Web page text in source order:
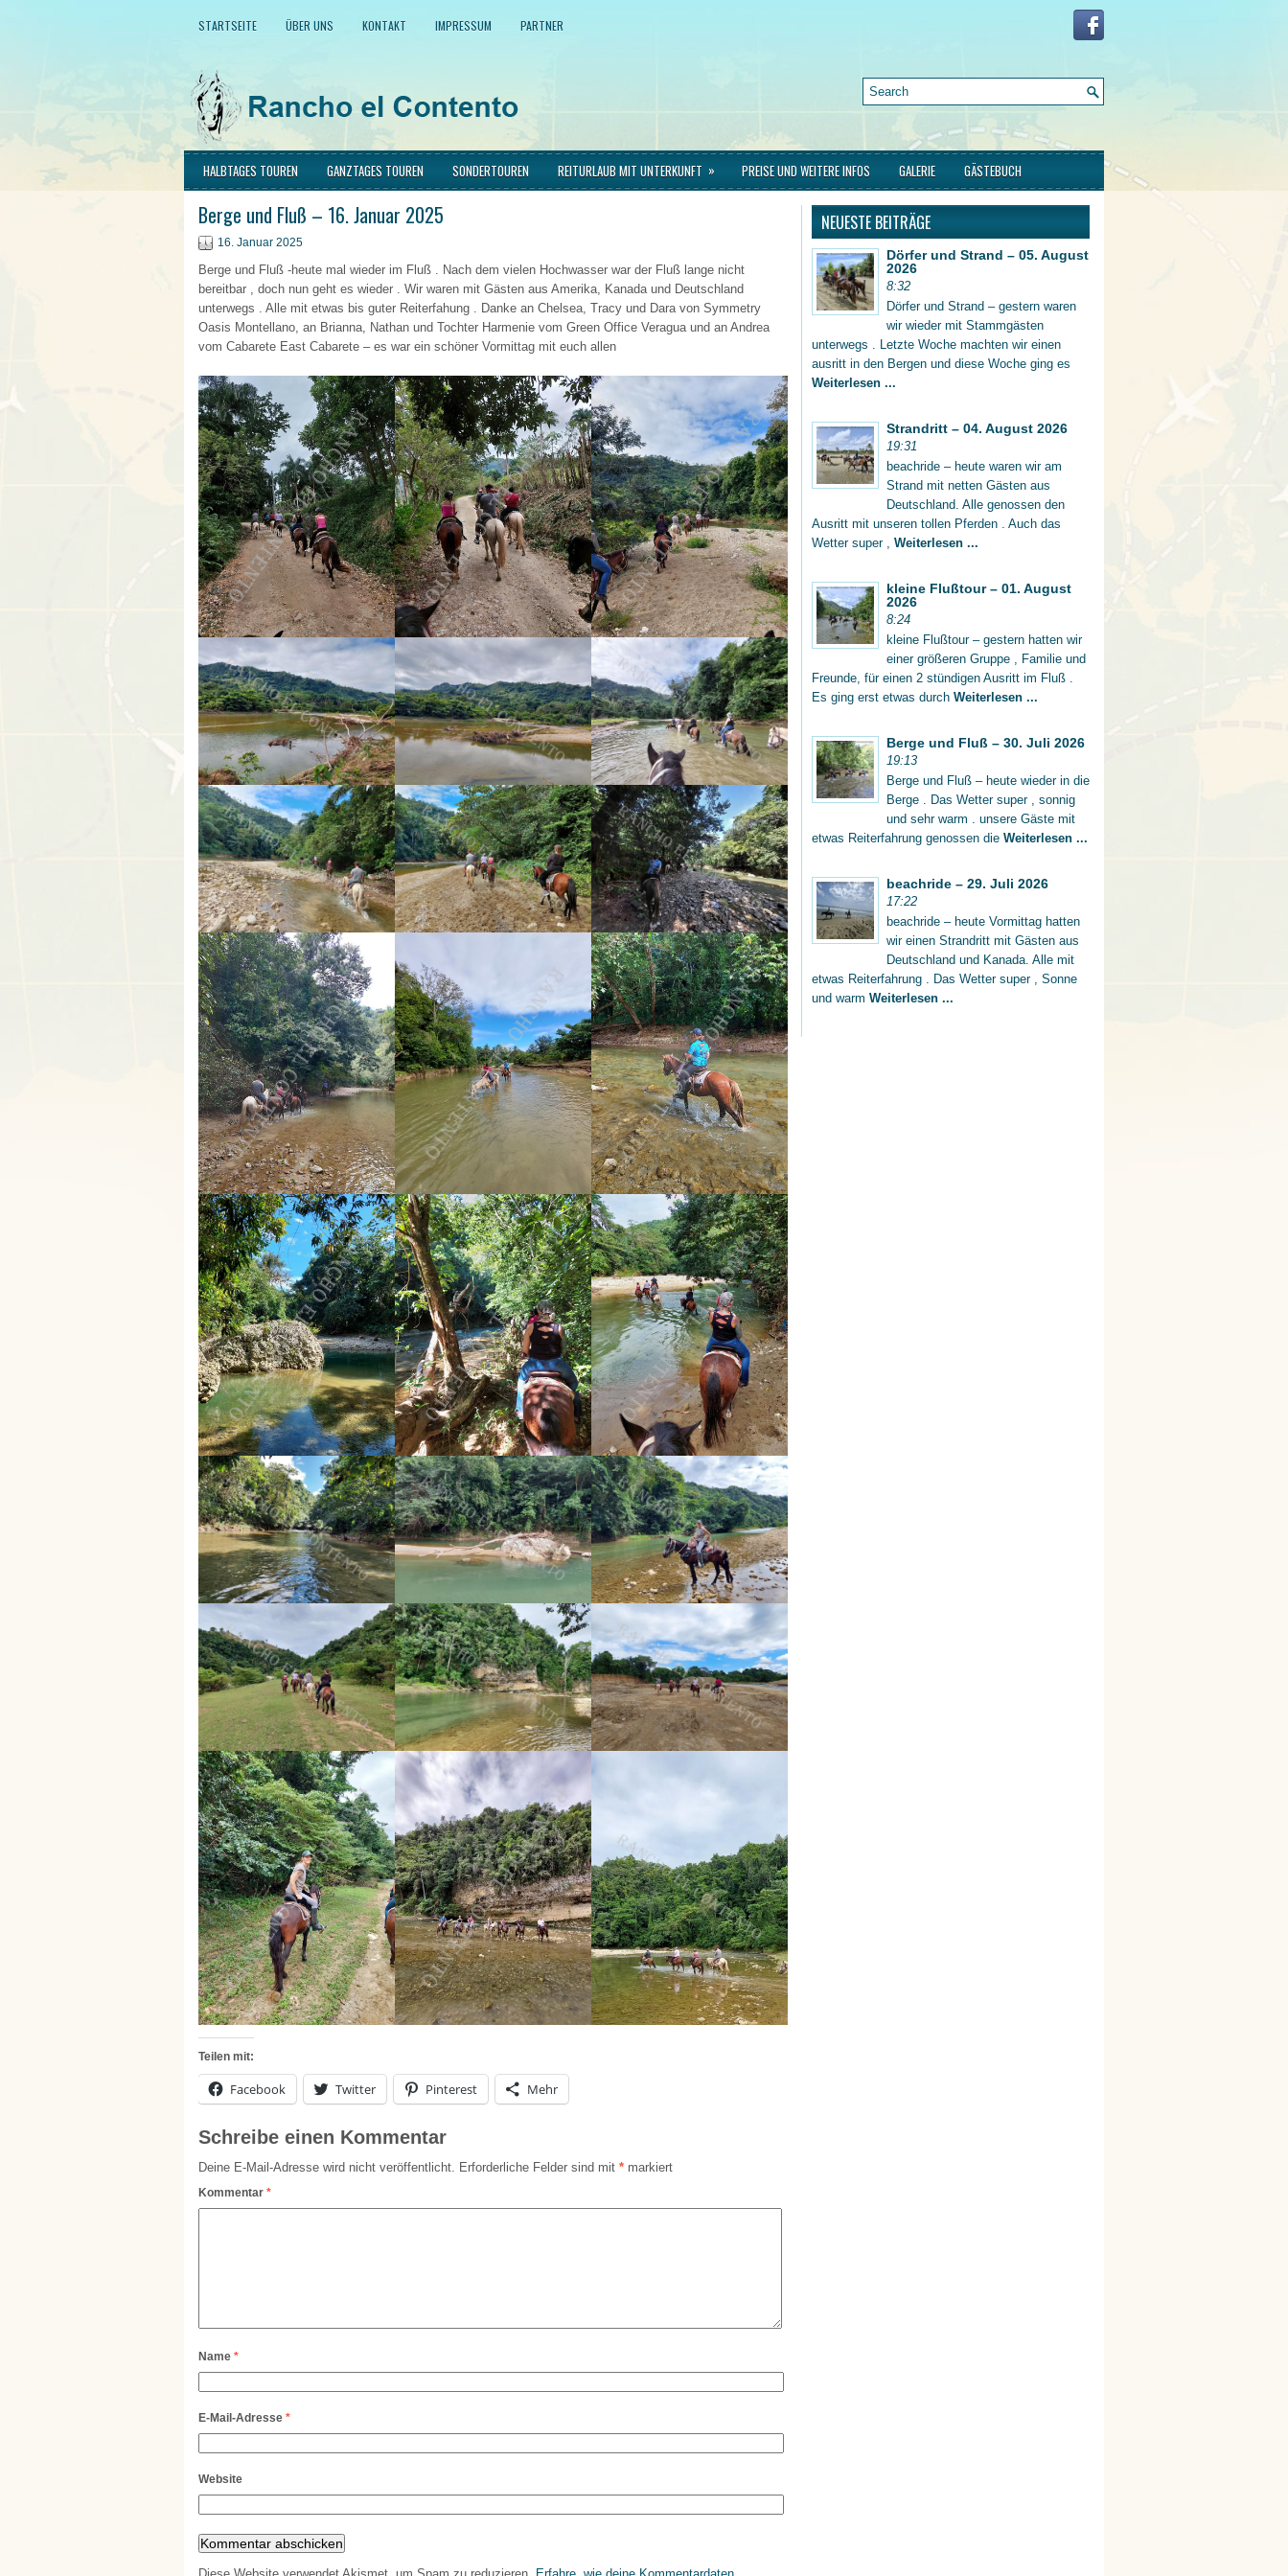
STARTSEITE ÜBER UNS KONTAKT IMPRESSUM PARTNER
HALBTAGES TOUREN GANZTAGES TOUREN SONDERTOUREN REITURLAUB MIT UNTERKUNFT » PREISE UND WEITERE INFOS GALERIE GÄSTEBUCH
Berge und Fluß – 16. Januar 2025
16. Januar 2025
Berge und Fluß -heute mal wieder im Fluß . Nach dem vielen Hochwasser war der Fluß lange nicht
bereitbar , doch nun geht es wieder . Wir waren mit Gästen aus Amerika, Kanada und Deutschland
unterwegs . Alle mit etwas bis guter Reiterfahung . Danke an Chelsea, Tracy und Dara von Symmetry
Oasis Montellano, an Brianna, Nathan und Tochter Harmenie vom Green Office Veragua und an Andrea
vom Cabarete East Cabarete – es war ein schöner Vormittag mit euch allen
Teilen mit:
Facebook Twitter Pinterest Mehr
Schreibe einen Kommentar
Deine E-Mail-Adresse wird nicht veröffentlicht. Erforderliche Felder sind mit * markiert
Kommentar *
Name *
E-Mail-Adresse *
Website
NEUESTE BEITRÄGE
Dörfer und Strand – 05. August
2026
8:32
Dörfer und Strand – gestern waren
wir wieder mit Stammgästen
unterwegs . Letzte Woche machten wir einen
ausritt in den Bergen und diese Woche ging es
Weiterlesen ...
Strandritt – 04. August 2026
19:31
beachride – heute waren wir am
Strand mit netten Gästen aus
Deutschland. Alle genossen den
Ausritt mit unseren tollen Pferden . Auch das
Wetter super , Weiterlesen ...
kleine Flußtour – 01. August
2026
8:24
kleine Flußtour – gestern hatten wir
einer größeren Gruppe , Familie und
Freunde, für einen 2 stündigen Ausritt im Fluß .
Es ging erst etwas durch Weiterlesen ...
Berge und Fluß – 30. Juli 2026
19:13
Berge und Fluß – heute wieder in die
Berge . Das Wetter super , sonnig
und sehr warm . unsere Gäste mit
etwas Reiterfahrung genossen die Weiterlesen ...
beachride – 29. Juli 2026
17:22
beachride – heute Vormittag hatten
wir einen Strandritt mit Gästen aus
Deutschland und Kanada. Alle mit
etwas Reiterfahrung . Das Wetter super , Sonne
und warm Weiterlesen ...